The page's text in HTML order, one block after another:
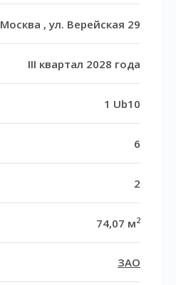
Москва , ул. Верейская 29
III квартал 2028 года
1 Ub10
6
2
74,07 м2
ЗАО